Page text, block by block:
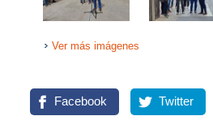
Ver más imágenes
Facebook Twitter